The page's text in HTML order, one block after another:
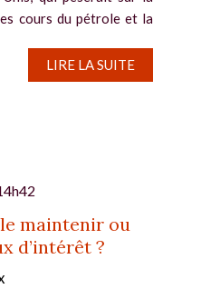
cours du pétrole et la
LIRE LA SUITE
maintenir ou
d’intérêt ?